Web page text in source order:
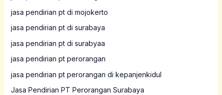
jasa pendirian pt di mojokerto
jasa pendirian pt di surabaya
jasa pendirian pt di surabyaa
jasa pendirian pt perorangan
jasa pendirian pt perorangan di kepanjenkidul
Jasa Pendirian PT Perorangan Surabaya